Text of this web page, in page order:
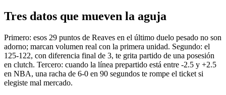
Tres datos que mueven la aguja
Primero: esos 29 puntos de Reaves en el último duelo pesado no son
adorno; marcan volumen real con la primera unidad. Segundo: el
125-122, con diferencia final de 3, te grita partido de una posesión
en clutch. Tercero: cuando la línea prepartido está entre -2.5 y +2.5
en NBA, una racha de 6-0 en 90 segundos te rompe el ticket si
elegiste mal mercado.